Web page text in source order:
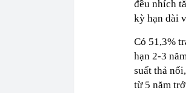
đều nhích
kỳ hạn dài
Có 51,3%
hạn 2-3
suất thả
từ 5 năm